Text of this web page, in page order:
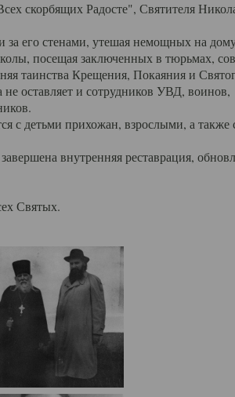
скорбящих Радосте", Святителя
за его стенами, утешая немощных на
посещая заключенных в тюрьмах,
таинства Крещения, Покаяния и
оставляет и сотрудников УВД, воинов,
с детьми прихожан, взрослыми, а также
внутренняя реставрация,
Святых.